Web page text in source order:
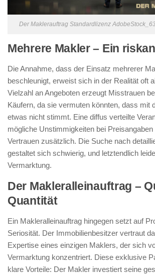
Der Maklerauftrag Standardlizenz
Mehrere Makler – Ein
Die Annahme, dass der Einsatz mehrerer
beschleunigt, erweist sich in der Realität oft
Vielzahl an Angeboten erzeugt Misstrauen
Käufern, da sie vermuten könnten, dass mit
etwas nicht stimmt. Eine diffus verteilte
mögliche Unstimmigkeiten bei Preisangaben
Vertrauen zusätzlich. Die Suche nach
gestaltet sich schwierig, und letztendlich
Vermarktung.
Der Makleralleinauftrag –
Quantität
Ein Makleralleinauftrag hingegen setzt auf
Seriosität. Der Immobilienbesitzer vertraut
Expertise eines einzigen Maklers, der sich
Vermarktung konzentriert. Diese exklusive
klare Vorteile: Der Makler investiert seine